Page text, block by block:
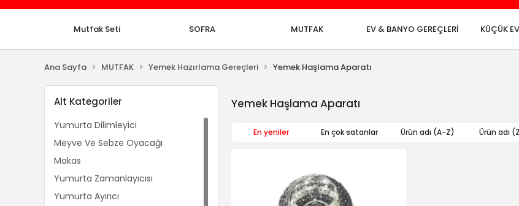
Mutfak Seti SOFRA MUTFAK EV & BANYO GEREÇLERİ KÜÇÜK
Ana Sayfa MUTFAK Yemek Hazırlama Gereçleri Yemek Haşlama Aparatı
Alt Kategoriler
Yumurta Dilimleyici
Meyve Ve Sebze Oyacağı
Makas
Yumurta Zamanlayıcısı
Yumurta Ayırıcı
Yemek Haşlama Aparatı
En yeniler En çok satanlar Ürün adı (A-Z) Ürün adı